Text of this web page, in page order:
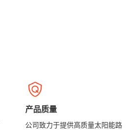
产品质量
公司致力于提供高质量太阳能路